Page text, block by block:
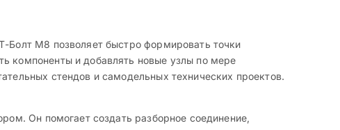
Болт М8 позволяет быстро формировать точки
компоненты и добавлять новые узлы по мере
стендов и самодельных технических проектов.
Он помогает создать разборное соединение,